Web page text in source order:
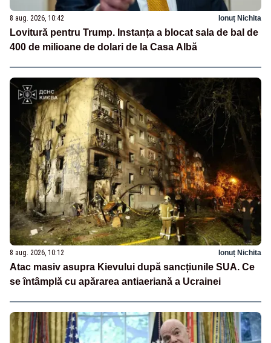
8 aug. 2026, 10:42 Ionuț Nichita
Lovitură pentru Trump. Instanța a blocat sala de bal de
400 de milioane de dolari de la Casa Albă
8 aug. 2026, 10:12 Ionuț Nichita
Atac masiv asupra Kievului după sancțiunile SUA. Ce
se întâmplă cu apărarea antiaeriană a Ucrainei